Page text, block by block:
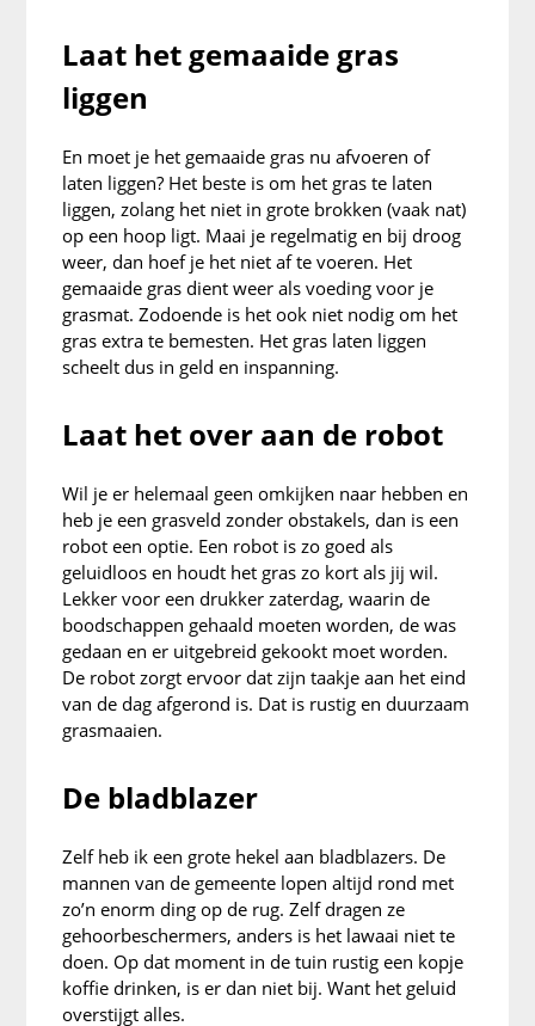
Laat het gemaaide gras
liggen
En moet je het gemaaide gras nu afvoeren of
laten liggen? Het beste is om het gras te laten
liggen, zolang het niet in grote brokken (vaak nat)
op een hoop ligt. Maai je regelmatig en bij droog
weer, dan hoef je het niet af te voeren. Het
gemaaide gras dient weer als voeding voor je
grasmat. Zodoende is het ook niet nodig om het
gras extra te bemesten. Het gras laten liggen
scheelt dus in geld en inspanning.
Laat het over aan de robot
Wil je er helemaal geen omkijken naar hebben en
heb je een grasveld zonder obstakels, dan is een
robot een optie. Een robot is zo goed als
geluidloos en houdt het gras zo kort als jij wil.
Lekker voor een drukker zaterdag, waarin de
boodschappen gehaald moeten worden, de was
gedaan en er uitgebreid gekookt moet worden.
De robot zorgt ervoor dat zijn taakje aan het eind
van de dag afgerond is. Dat is rustig en duurzaam
grasmaaien.
De bladblazer
Zelf heb ik een grote hekel aan bladblazers. De
mannen van de gemeente lopen altijd rond met
zo’n enorm ding op de rug. Zelf dragen ze
gehoorbeschermers, anders is het lawaai niet te
doen. Op dat moment in de tuin rustig een kopje
koffie drinken, is er dan niet bij. Want het geluid
overstijgt alles.